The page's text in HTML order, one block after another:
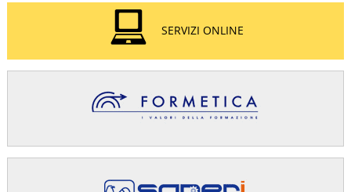
SERVIZI ONLINE